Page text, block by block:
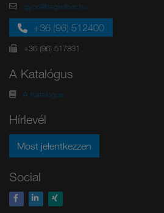
gyor@hagleitner.hu
+36 (96) 512400
+36 (96) 517831
A Katalógus
A Katalógus
Hírlevél
Most jelentkezzen
Social